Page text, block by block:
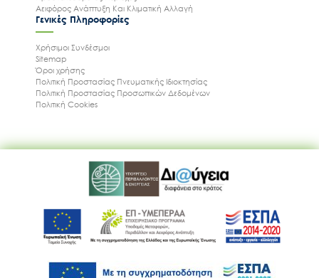
Αειφόρος Ανάπτυξη Και Κλιματική Αλλαγή
Γενικές Πληροφορίες
Χρήσιμοι Συνδέσμοι
Sitemap
Όροι χρήσης
Πολιτική Προστασίας Πνευματικής Ιδιοκτησίας
Πολιτική Προστασίας Προσωπικών Δεδομένων
Πολιτική Cookies